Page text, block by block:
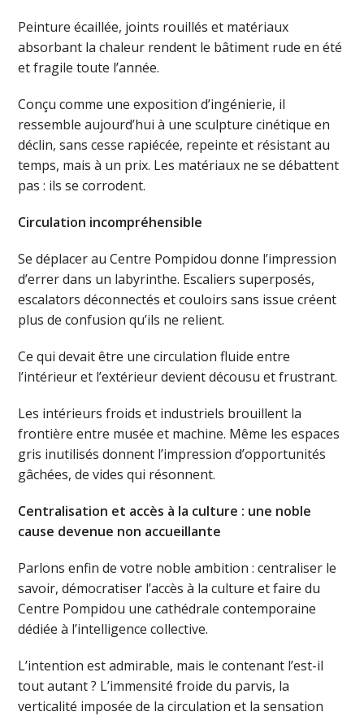
Peinture écaillée, joints rouillés et matériaux
absorbant la chaleur rendent le bâtiment rude en été
et fragile toute l’année.
Conçu comme une exposition d’ingénierie, il
ressemble aujourd’hui à une sculpture cinétique en
déclin, sans cesse rapiécée, repeinte et résistant au
temps, mais à un prix. Les matériaux ne se débattent
pas : ils se corrodent.
Circulation incompréhensible
Se déplacer au Centre Pompidou donne l’impression
d’errer dans un labyrinthe. Escaliers superposés,
escalators déconnectés et couloirs sans issue créent
plus de confusion qu’ils ne relient.
Ce qui devait être une circulation fluide entre
l’intérieur et l’extérieur devient décousu et frustrant.
Les intérieurs froids et industriels brouillent la
frontière entre musée et machine. Même les espaces
gris inutilisés donnent l’impression d’opportunités
gâchées, de vides qui résonnent.
Centralisation et accès à la culture : une noble
cause devenue non accueillante
Parlons enfin de votre noble ambition : centraliser le
savoir, démocratiser l’accès à la culture et faire du
Centre Pompidou une cathédrale contemporaine
dédiée à l’intelligence collective.
L’intention est admirable, mais le contenant l’est-il
tout autant ? L’immensité froide du parvis, la
verticalité imposée de la circulation et la sensation